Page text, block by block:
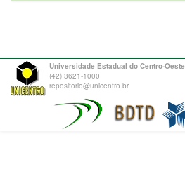
Universidade Estadual do Centro-Oeste
(42) 3621-1000
repositorio@unicentro.br